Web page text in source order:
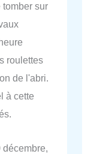
tomber sur
roulettes
de l'abri.
à cette